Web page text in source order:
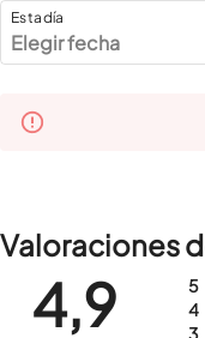
Estadía
Elegir fecha
Valoraciones
5
4
3
4,9